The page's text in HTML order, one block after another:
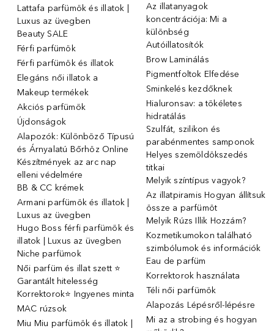
Lattafa parfümök és illatok |
Luxus az üvegben
Beauty SALE
Férfi parfümök
Férfi parfümök és illatok
Elegáns női illatok ️a
Makeup termékek
Akciós parfümök
Újdonságok
Alapozók: Különböző Típusú
és Árnyalatú Bőrhöz Online
Készítmények az arc nap
elleni védelmére
BB & CC krémek
Armani parfümök és illatok |
Luxus az üvegben
Hugo Boss férfi parfümök és
illatok | Luxus az üvegben
Niche parfümok
Női parfüm és illat szett ⭐
Garantált hitelesség
Korrektorok⭐ Ingyenes minta
MAC rúzsok
Miu Miu parfümök és illatok |
Az illatanyagok
koncentrációja: Mi a
különbség
Autóillatosítók
Brow Laminálás
Pigmentfoltok Elfedése
Sminkelés kezdőknek
Hialuronsav: a tökéletes
hidratálás
Szulfát, szilikon és
parabénmentes samponok
Helyes szemöldökszedés
titkai
Melyik színtípus vagyok?
Az illatpiramis Hogyan állítsuk
össze a parfümöt
Melyik Rúzs Illik Hozzám?
Kozmetikumokon található
szimbólumok és információk
Eau de parfüm
Korrektorok használata
Téli női parfümök
Alapozás Lépésről-lépésre
Mi az a strobing és hogyan